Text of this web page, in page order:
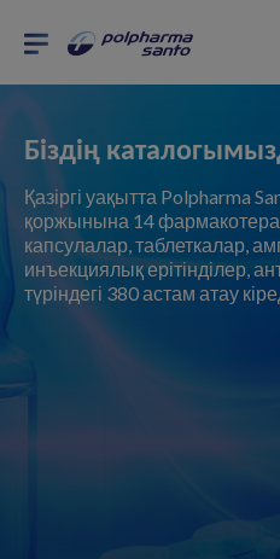
Біздің
Қазіргі уақытта Polpharma
қоржынына 14
капсулалар, таблеткалар,
инъекциялық ерітінділер,
түріндегі 380 астам атау